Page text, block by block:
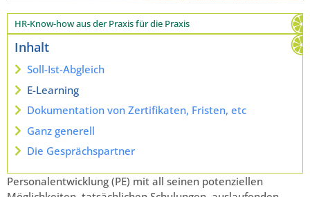
HR-Know-how aus der Praxis für die Praxis
Inhalt
Soll-Ist-Abgleich
E-Learning
Dokumentation von Zertifikaten, Fristen, etc
Ganz generell
Die Gesprächspartner
Personalentwicklung (PE) mit all seinen potenziellen